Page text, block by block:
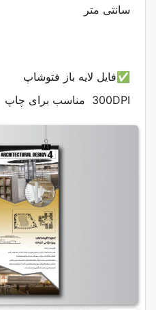
سانتی متر
✅فایل لایه باز
300DPI مناسب برای چاپ